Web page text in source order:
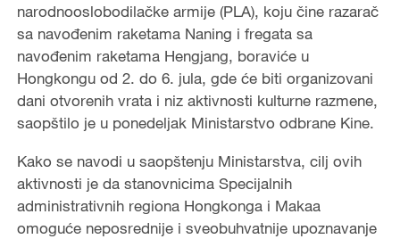
narodnooslobodilačke armije (PLA), koju čine razarač
sa navođenim raketama Naning i fregata sa
navođenim raketama Hengjang, boraviće u
Hongkongu od 2. do 6. jula, gde će biti organizovani
dani otvorenih vrata i niz aktivnosti kulturne razmene,
saopštilo je u ponedeljak Ministarstvo odbrane Kine.
Kako se navodi u saopštenju Ministarstva, cilj ovih
aktivnosti je da stanovnicima Specijalnih
administrativnih regiona Hongkonga i Makaa
omoguće neposrednije i sveobuhvatnije upoznavanje